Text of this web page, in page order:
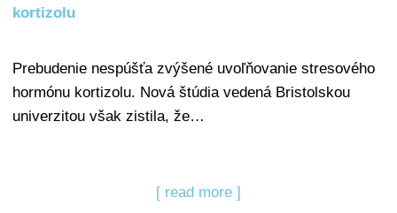
kortizolu
Prebudenie nespúšťa zvýšené uvoľňovanie stresového
hormónu kortizolu. Nová štúdia vedená Bristolskou
univerzitou však zistila, že…
[ read more ]